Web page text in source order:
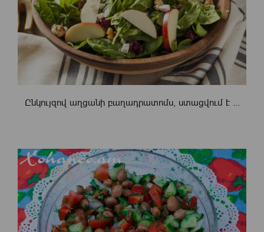
Ընկույզով աղցանի բաղադրատոմս, ստացվում է ...